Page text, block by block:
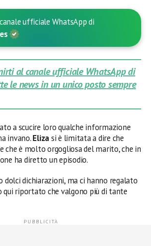
ufficiale WhatsApp di
al canale ufficiale WhatsApp di
le news in un unico posto sempre
a scucire loro qualche informazione
invano.Elizasi è limitata a dire che
che è molto orgogliosa del marito, che in
ha diretto un episodio.
dolci dichiarazioni, ma ci hanno regalato
qui riportato che valgono più di tante